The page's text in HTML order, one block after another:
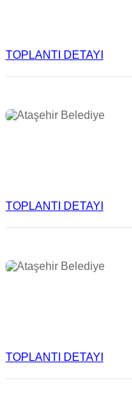
TOPLANTI DETAYI
TOPLANTI DETAYI
TOPLANTI DETAYI